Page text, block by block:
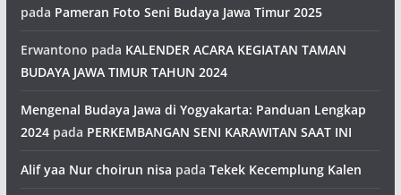
pada Pameran Foto Seni Budaya Jawa Timur 2025
Erwantono pada KALENDER ACARA KEGIATAN TAMAN
BUDAYA JAWA TIMUR TAHUN 2024
Mengenal Budaya Jawa di Yogyakarta: Panduan Lengkap
2024pada PERKEMBANGAN SENI KARAWITAN SAAT INI
Alif yaa Nur choirun nisa pada Tekek Kecemplung Kalen